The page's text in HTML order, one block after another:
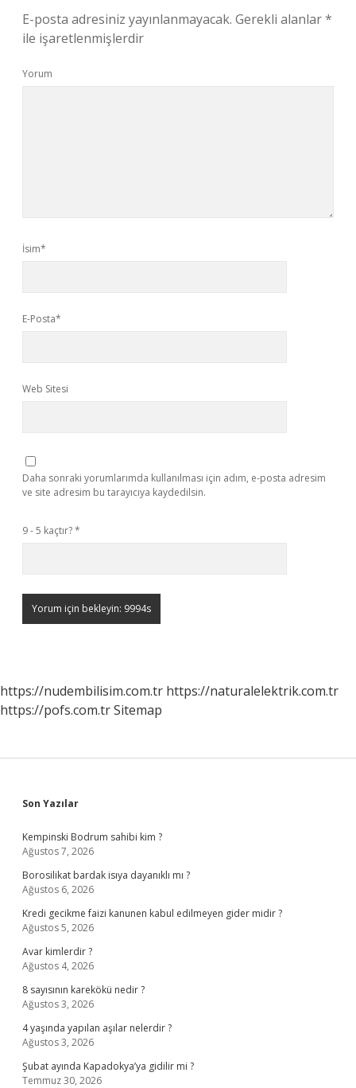
E-posta adresiniz yayınlanmayacak. Gerekli alanlar*
ile işaretlenmişlerdir
Yorum
İsim*
E-Posta*
Web Sitesi
Daha sonraki yorumlarımda kullanılması için adım, e-posta adresim
ve site adresim bu tarayıcıya kaydedilsin.
9 - 5 kaçtır?*
https://nudembilisim.com.tr https://naturalelektrik.com.tr
https://pofs.com.trSitemap
Sidebar
Son Yazılar
Kempinski Bodrum sahibi kim ?
Ağustos 7, 2026
Borosilikat bardak isıya dayanıklı mı ?
Ağustos 6, 2026
Kredi gecikme faizi kanunen kabul edilmeyen gider midir ?
Ağustos 5, 2026
Avar kimlerdir ?
Ağustos 4, 2026
8 sayısının karekökü nedir ?
Ağustos 3, 2026
4 yaşında yapılan aşılar nelerdir ?
Ağustos 3, 2026
Şubat ayında Kapadokya’ya gidilir mi ?
Temmuz 30, 2026